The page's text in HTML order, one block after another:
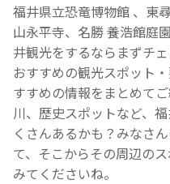
福井県立恐竜博物館 、東
山永平寺、名勝 養浩館庭
井観光をするならまずチ
おすすめの観光スポット
すすめの情報をまとめて
川、歴史スポットなど、
くさんあるかも？みなさ
て、そこからその周辺の
みてくださいね。